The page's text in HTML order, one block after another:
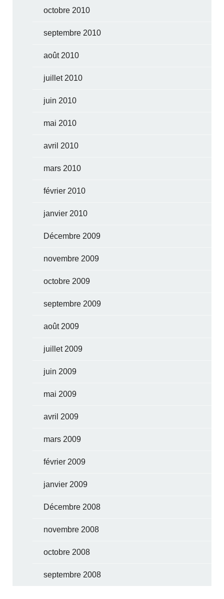
octobre 2010
septembre 2010
août 2010
juillet 2010
juin 2010
mai 2010
avril 2010
mars 2010
février 2010
janvier 2010
Décembre 2009
novembre 2009
octobre 2009
septembre 2009
août 2009
juillet 2009
juin 2009
mai 2009
avril 2009
mars 2009
février 2009
janvier 2009
Décembre 2008
novembre 2008
octobre 2008
septembre 2008